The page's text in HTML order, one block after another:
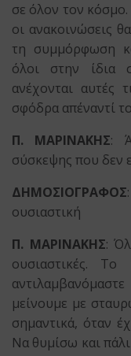
σε όλον τον κόσμο.
οι ανακοινώσεις
τη συμμόρφωση
όλοι στην ίδια
ανέχονται αυτές
σφόδρα απέναντί
Π. ΜΑΡΙΝΑΚΗΣ:
σύσκεψης που δεν
ΔΗΜΟΣΙΟΓΡΑΦΟΣ
ουσιαστική
Π. ΜΑΡΙΝΑΚΗΣ:
ουσιαστικές.
μείνουμε με
σημαντικά, όταν
Να θυμίσω και